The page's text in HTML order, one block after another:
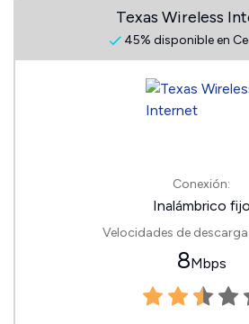
Texas Wireless
45% disponible en
Conexión:
Inalámbrico fijo
Velocidades de
8Mbps